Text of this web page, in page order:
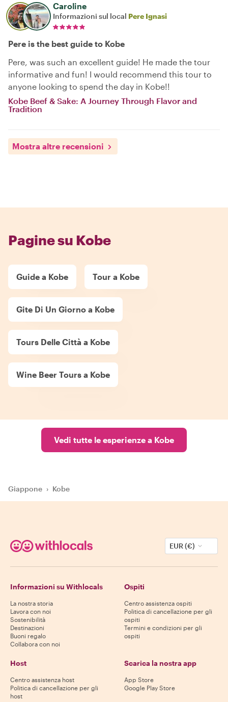
Caroline
Informazioni sul local Pere Ignasi
Pere is the best guide to Kobe
Pere, was such an excellent guide! He made the tour
informative and fun! I would recommend this tour to
anyone looking to spend the day in Kobe!!
Kobe Beef & Sake: A Journey Through Flavor and
Tradition
Mostra altre recensioni
Pagine su Kobe
Guide a Kobe Tour a Kobe
Gite Di Un Giorno a Kobe
Tours Delle Città a Kobe
Wine Beer Tours a Kobe
Vedi tutte le esperienze a Kobe
Giappone › Kobe
EUR (€)
Informazioni su Withlocals
La nostra storia
Lavora con noi
Sostenibilità
Destinazioni
Buoni regalo
Collabora con noi
Ospiti
Centro assistenza ospiti
Politica di cancellazione per gli
ospiti
Termini e condizioni per gli
ospiti
Host
Centro assistenza host
Politica di cancellazione per gli
host
Scarica la nostra app
App Store
Google Play Store